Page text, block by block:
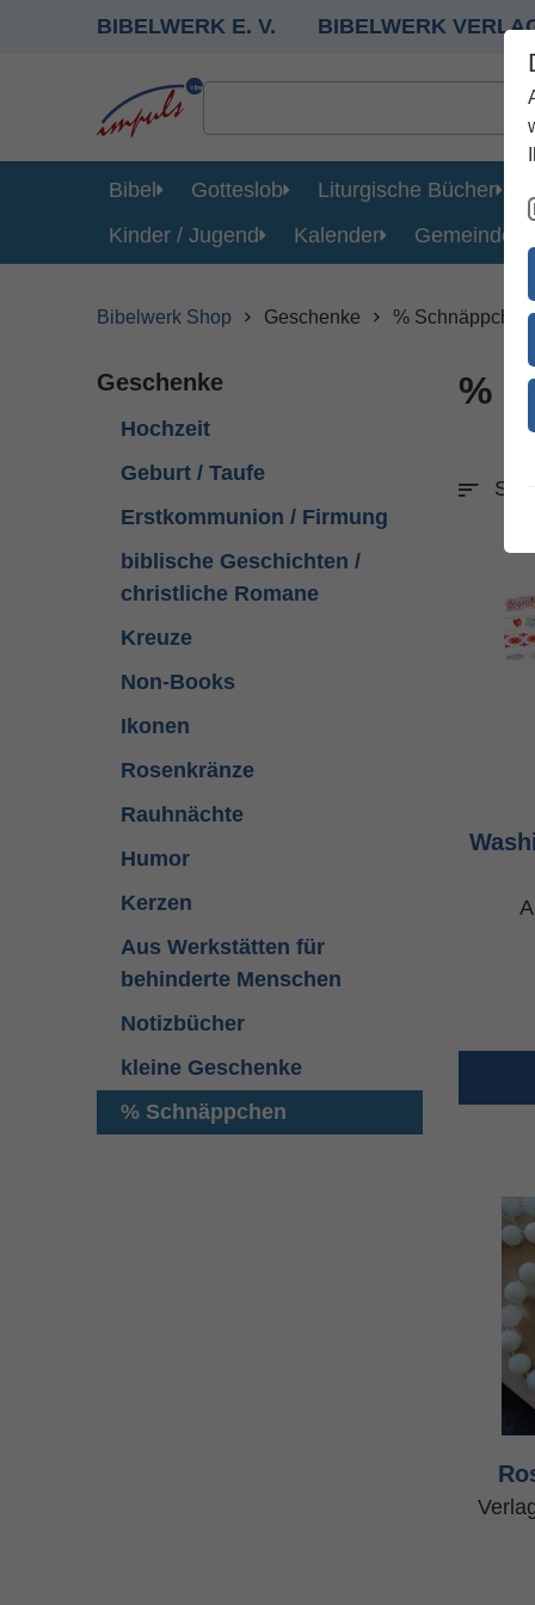
BIBELWERK E. V. BIBELWERK
Bibel Gotteslob Liturgische Bücher
Kinder / Jugend
Kalender Gemeinde
Bibelwerk Shop Geschenke % Schnäppchen
Geschenke
Hochzeit
Geburt / Taufe
Erstkommunion / Firmung
biblische Geschichten /
christliche Romane
Kreuze
Non-Books
Ikonen
Rosenkränze
Rauhnächte
Humor
Kerzen
Aus Werkstätten für
behinderte Menschen
Notizbücher
kleine Geschenke
% Schnäppchen
%